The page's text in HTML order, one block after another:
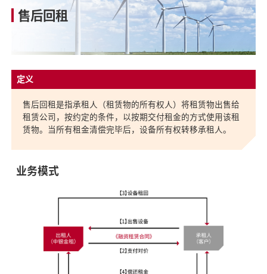
售后回租
售后回租是指承租人（租赁物的所有权人）将租赁物出售给
租赁公司，按约定的条件，以按期交付租金的方式使用该租
赁物。当所有租金清偿完毕后，设备所有权转移承租人。
业务模式